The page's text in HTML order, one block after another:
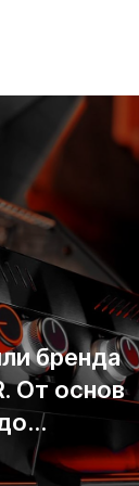
бренда
От основ
стейков у